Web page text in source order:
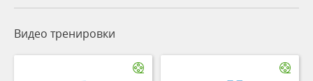
Видео тренировки